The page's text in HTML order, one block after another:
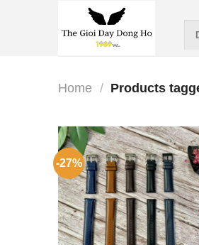
Home / Products
-27%